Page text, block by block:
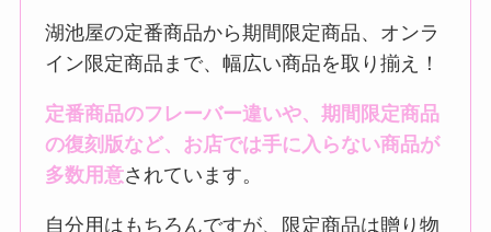
湖池屋の定番商品から期間限定商品、オンラ
イン限定商品まで、幅広い商品を取り揃え！
定番商品のフレーバー違いや、期間限定商品
の復刻版など、お店では手に入らない商品が
多数用意されています。
自分用はもちろんですが、限定商品は贈り物